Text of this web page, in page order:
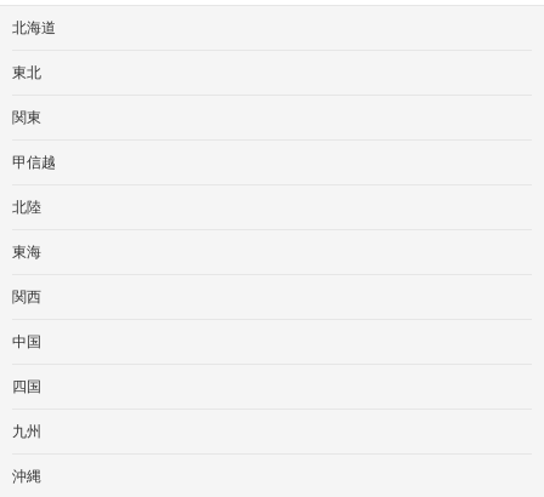
北海道
東北
関東
甲信越
北陸
東海
関西
中国
四国
九州
沖縄